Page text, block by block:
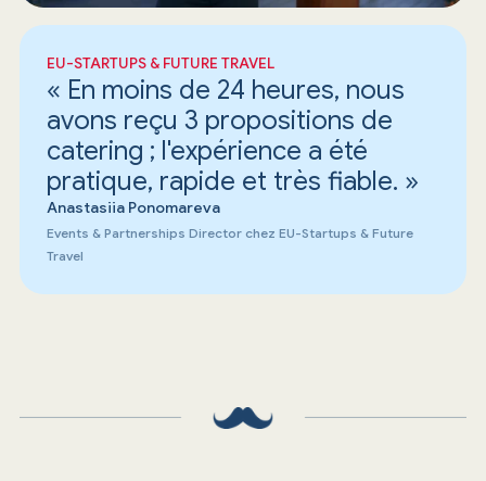
EU-STARTUPS & FUTURE TRAVEL
« En moins de 24 heures, nous
avons reçu 3 propositions de
catering ; l'expérience a été
pratique, rapide et très fiable. »
Anastasiia Ponomareva
Events & Partnerships Director chez EU-Startups & Future
Travel